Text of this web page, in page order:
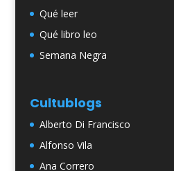
Qué leer
Qué libro leo
Semana Negra
Cultublogs
Alberto Di Francisco
Alfonso Vila
Ana Correro